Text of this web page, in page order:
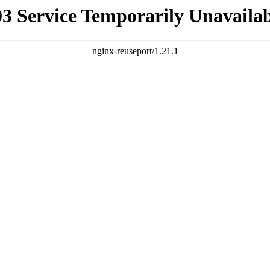
Service Temporarily
nginx-reuseport/1.21.1